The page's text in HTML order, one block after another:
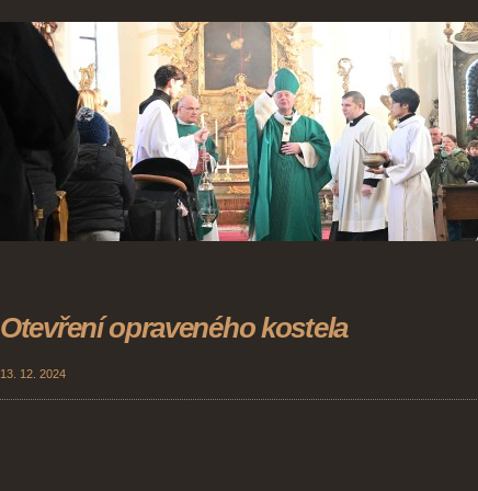
Otevření opraveného kostela
13. 12. 2024